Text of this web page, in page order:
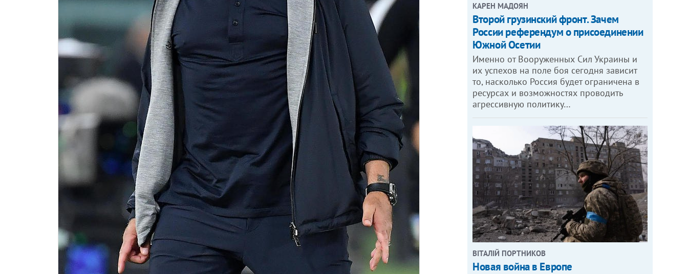
КАРЕН МАДОЯН
Второй грузинский фронт. Зачем
России референдум о присоединении
Южной Осетии
Именно от Вооруженных Сил Украины и
их успехов на поле боя сегодня зависит
то, насколько Россия будет ограничена в
ресурсах и возможностях проводить
агрессивную политику…
ВІТАЛІЙ ПОРТНИКОВ
Новая война в Европе